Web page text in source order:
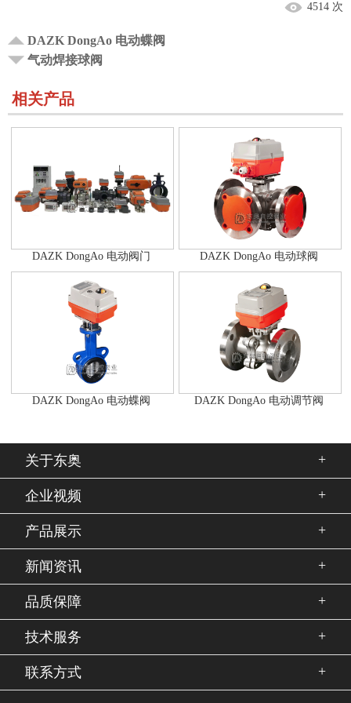
4514 次
DAZK DongAo 电动蝶阀
气动焊接球阀
相关产品
DAZK DongAo 电动阀门 DAZK DongAo 电动球阀
DAZK DongAo 电动蝶阀 DAZK DongAo 电动调节阀
关于东奥 +
企业视频 +
产品展示 +
新闻资讯 +
品质保障 +
技术服务 +
联系方式 +